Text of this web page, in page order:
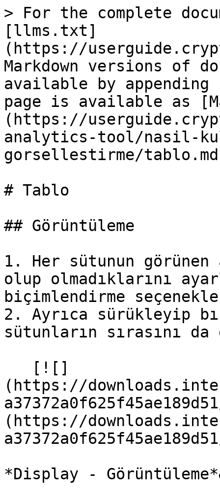
> For the complete
[llms.txt]
(https://
Markdown versions of
available by
page is available as
(https://
analytics-tool/nasil-
gorsellestirme/
# Tablo
## Görüntüleme
1. Her sütunun
olup olmadıklarını
biçimlendirme
2. Ayrıca sürükleyip
sütunların sırasını
(https://
(https://
*Display -